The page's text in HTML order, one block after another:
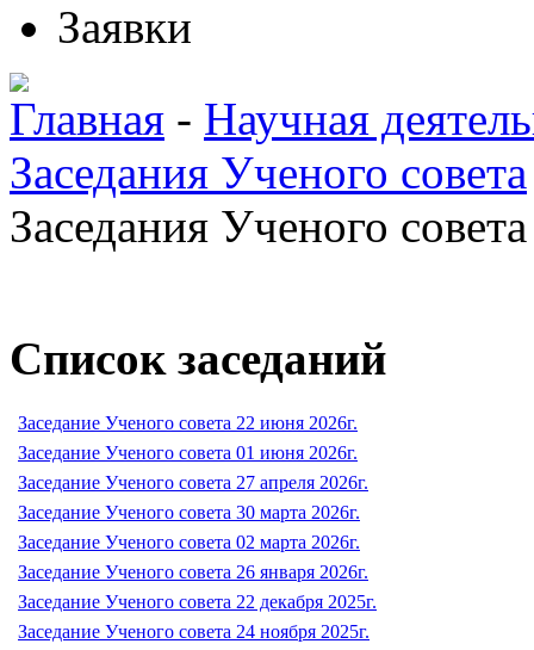
Заявки
Главная - Научная
Заседания Ученого совета
Заседания Ученого
Список заседаний
Заседание Ученого совета 22 июня 2026г.
Заседание Ученого совета 01 июня 2026г.
Заседание Ученого совета 27 апреля 2026г.
Заседание Ученого совета 30 марта 2026г.
Заседание Ученого совета 02 марта 2026г.
Заседание Ученого совета 26 января 2026г.
Заседание Ученого совета 22 декабря 2025г.
Заседание Ученого совета 24 ноября 2025г.